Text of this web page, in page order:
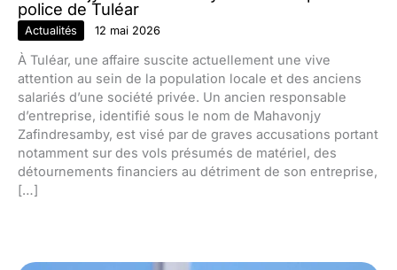
police de Tuléar
Actualités 12 mai 2026
À Tuléar, une affaire suscite actuellement une vive
attention au sein de la population locale et des anciens
salariés d’une société privée. Un ancien responsable
d’entreprise, identifié sous le nom de Mahavonjy
Zafindresamby, est visé par de graves accusations portant
notamment sur des vols présumés de matériel, des
détournements financiers au détriment de son entreprise,
[…]